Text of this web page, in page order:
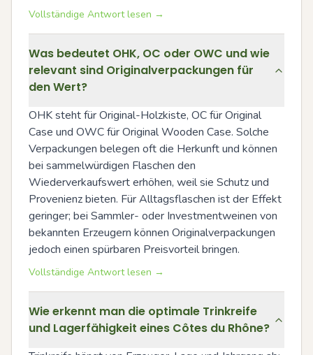
Vollständige Antwort lesen →
Was bedeutet OHK, OC oder OWC und wie
relevant sind Originalverpackungen für
den Wert?
OHK steht für Original-Holzkiste, OC für Original
Case und OWC für Original Wooden Case. Solche
Verpackungen belegen oft die Herkunft und können
bei sammelwürdigen Flaschen den
Wiederverkaufswert erhöhen, weil sie Schutz und
Provenienz bieten. Für Alltagsflaschen ist der Effekt
geringer; bei Sammler- oder Investmentweinen von
bekannten Erzeugern können Originalverpackungen
jedoch einen spürbaren Preisvorteil bringen.
Vollständige Antwort lesen →
Wie erkennt man die optimale Trinkreife
und Lagerfähigkeit eines Côtes du Rhône?